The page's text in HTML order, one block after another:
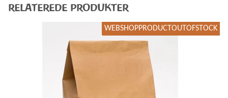
RELATEREDE PRODUKTER
WEBSHOPPRODUCTOUTOFSTOCK